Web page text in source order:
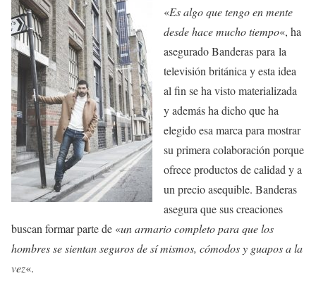
«Es algo que tengo en mente
desde hace mucho tiempo«, ha
asegurado Banderas para la
televisión británica y esta idea
al fin se ha visto materializada
y además ha dicho que ha
elegido esa marca para mostrar
su primera colaboración porque
ofrece productos de calidad y a
un precio asequible. Banderas
asegura que sus creaciones
buscan formar parte de «un armario completo para que los
hombres se sientan seguros de sí mismos, cómodos y guapos a la
vez«.